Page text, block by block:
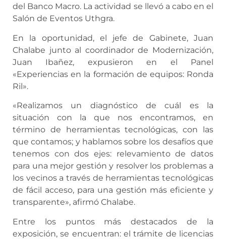
del Banco Macro. La actividad se llevó a cabo en el
Salón de Eventos Uthgra.
En la oportunidad, el jefe de Gabinete, Juan
Chalabe junto al coordinador de Modernización,
Juan Ibañez, expusieron en el Panel
«Experiencias en la formación de equipos: Ronda
Ril».
«Realizamos un diagnóstico de cuál es la
situación con la que nos encontramos, en
término de herramientas tecnológicas, con las
que contamos; y hablamos sobre los desafíos que
tenemos con dos ejes: relevamiento de datos
para una mejor gestión y resolver los problemas a
los vecinos a través de herramientas tecnológicas
de fácil acceso, para una gestión más eficiente y
transparente», afirmó Chalabe.
Entre los puntos más destacados de la
exposición, se encuentran: el trámite de licencias